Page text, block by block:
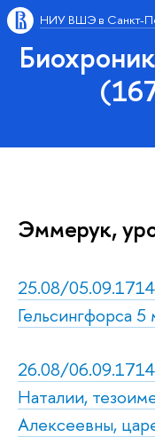
НИУ ВШЭ в Санкт-
Эммерук,
25.08/
Гельсингфорса 5
26.08/
Наталии,
Алексеевны,